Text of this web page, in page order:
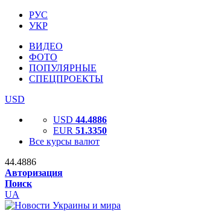
РУС
УКР
ВИДЕО
ФОТО
ПОПУЛЯРНЫЕ
СПЕЦПРОЕКТЫ
USD
USD 44.4886
EUR 51.3350
Все курсы валют
44.4886
Авторизация
Поиск
UA